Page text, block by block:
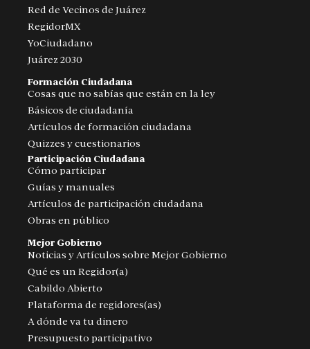
Red de Vecinos de Juárez
RegidorMX
YoCiudadano
Juárez 2030
Formación Ciudadana
Cosas que no sabías que están en la ley
Básicos de ciudadanía
Artículos de formación ciudadana
Quizzes y cuestionarios
Participación Ciudadana
Cómo participar
Guías y manuales
Artículos de participación ciudadana
Obras en público
Mejor Gobierno
Noticias y Artículos sobre Mejor Gobierno
Qué es un Regidor(a)
Cabildo Abierto
Plataforma de regidores(as)
A dónde va tu dinero
Presupuesto participativo